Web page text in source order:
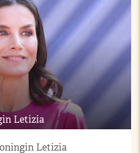
Letizia
Letizia